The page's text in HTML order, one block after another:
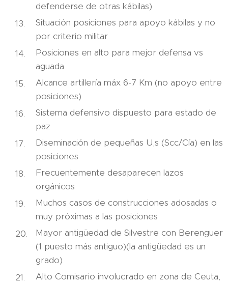
defenderse de otras kábilas)
Situación posiciones para apoyo kábilas y no
por criterio militar
Posiciones en alto para mejor defensa vs
aguada
Alcance artillería máx 6-7 Km (no apoyo entre
posiciones)
Sistema defensivo dispuesto para estado de
paz
Diseminación de pequeñas U,s (Scc/Cía) en las
posiciones
Frecuentemente desaparecen lazos
orgánicos
Muchos casos de construcciones adosadas o
muy próximas a las posiciones
Mayor antigüedad de Silvestre con Berenguer
(1 puesto más antiguo)(la antigüedad es un
grado)
Alto Comisario involucrado en zona de Ceuta,